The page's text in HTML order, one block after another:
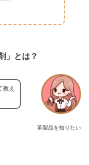
」とは？
革製品を知りたい
教え